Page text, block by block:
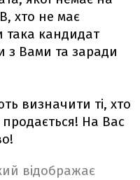
хто не має
така кандидат
з Вами та заради
визначити ті, хто
На Вас
відображає